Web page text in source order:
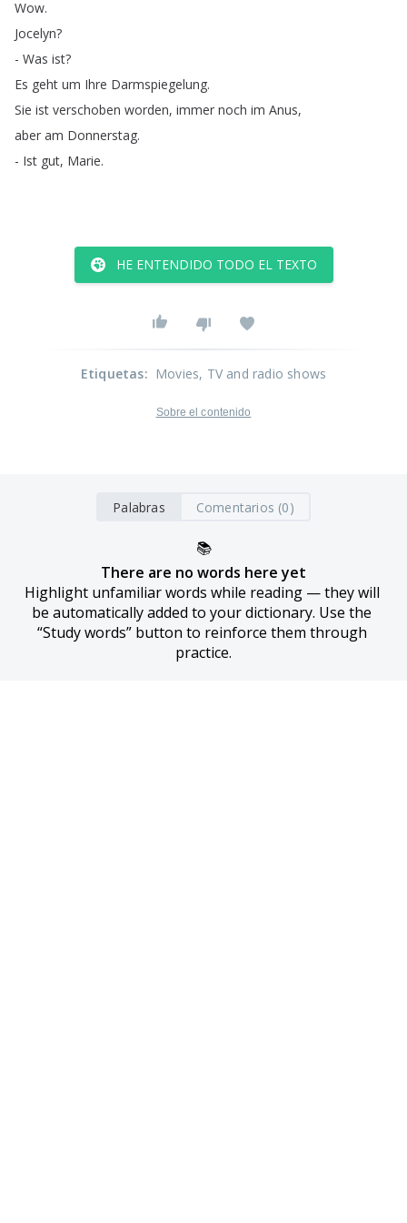
Wow.
Jocelyn?
- Was ist?
Es geht um Ihre Darmspiegelung.
Sie ist verschoben worden, immer noch im Anus,
aber am Donnerstag.
- Ist gut, Marie.
HE ENTENDIDO TODO EL TEXTO
Etiquetas: Movies, TV and radio shows
Sobre el contenido
Palabras Comentarios (0)
📚
There are no words here yet
Highlight unfamiliar words while reading — they will
be automatically added to your dictionary. Use the
“Study words” button to reinforce them through
practice.